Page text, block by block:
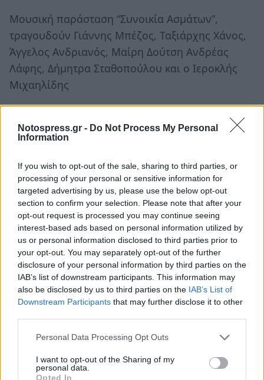
Notospress.gr - Do Not Process My Personal
Information
If you wish to opt-out of the sale, sharing to third parties, or
processing of your personal or sensitive information for
targeted advertising by us, please use the below opt-out
section to confirm your selection. Please note that after your
opt-out request is processed you may continue seeing
interest-based ads based on personal information utilized by
us or personal information disclosed to third parties prior to
your opt-out. You may separately opt-out of the further
disclosure of your personal information by third parties on the
IAB’s list of downstream participants. This information may
also be disclosed by us to third parties on the IAB’s List of
Downstream Participants that may further disclose it to other
Personal Data Processing Opt Outs
I want to opt-out of the Sharing of my
personal data.
Opted In
Μουσική παράσταση “Συνοικία Ασμάτων”,
τραγουδούν Γιάννης Μπέζος, Ταξιάρχης Χάνος,
Άγγελος Ανδριανός, Μαίρη Δούτση Ανδρέας
Λάφης, Δήμητρα Σταθοπούλου και ο Ιεροκλής
Μιχαηλίδης
(είσοδος: 15 ευρώ)
Τετάρτη 28 Αυγούστου
Μουσική βραδιά με τους Θοδωρή Σκάγκο και
Γιώργο Σκιαδά
Τόπος: Πάκια (είσοδος ελεύθερη)
Ώρα: 21:00
Παρασκευή 30 Αυγούστου
Μουσική βραδιά με τους Μανώλη Κονταρό και
Τόπος: Πλατεία Μαυρομιχάλη (Κεντρική Πλατεία